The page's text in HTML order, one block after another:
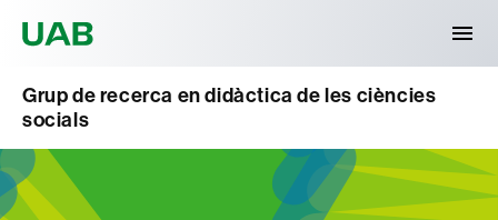
Grup de recerca en didàctica de les ciències
socials